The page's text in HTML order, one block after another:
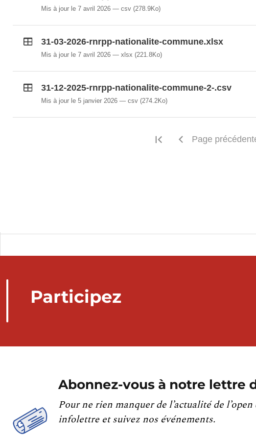
Mis à jour le 7 avril 2026 csv(278.9Ko)
31-03-2026-rnrpp-nationalite-commune.xlsx
Mis à jour le 7 avril 2026 xlsx(221.8Ko)
31-12-2025-rnrpp-nationalite-commune-2-.csv
Mis à jour le 5 janvier 2026 csv(274.2Ko)
Première page
Page
Participez
Abonnez-vous à notre lettre
Pour ne rien manquer de l’actualité de
infolettre et suivez nos événements.